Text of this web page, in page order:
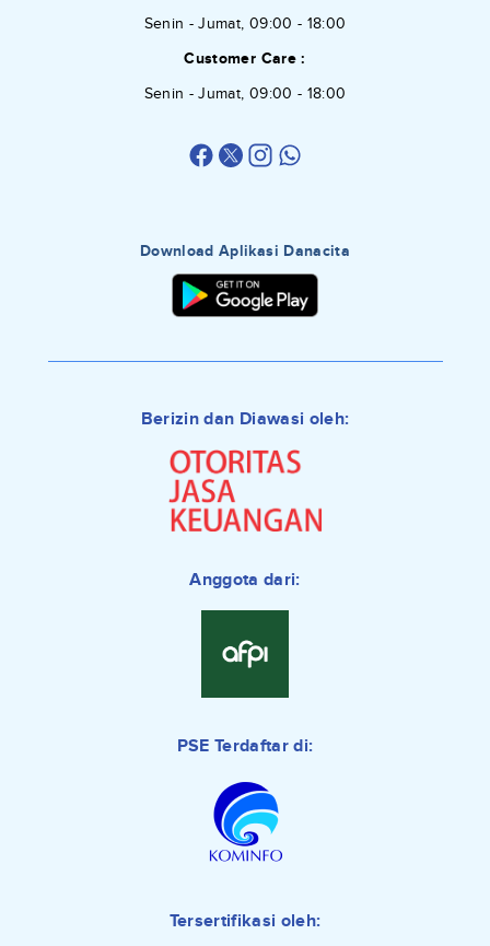
Senin - Jumat, 09:00 - 18:00
Customer Care :
Senin - Jumat, 09:00 - 18:00
Download Aplikasi Danacita
Berizin dan Diawasi oleh:
Anggota dari:
PSE Terdaftar di:
Tersertifikasi oleh: